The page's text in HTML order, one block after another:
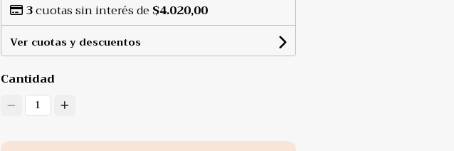
3cuotas sin interés de $4.020,00
Ver cuotas y descuentos
Cantidad
1